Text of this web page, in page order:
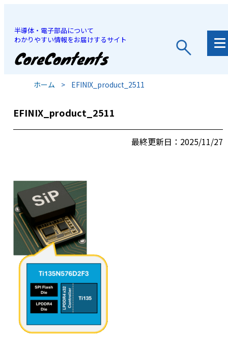
半導体・電子部品について
わかりやすい情報をお届けするサイト
JP
ホーム > EFINIX_product_2511
EFINIX_product_2511
最終更新日：2025/11/27